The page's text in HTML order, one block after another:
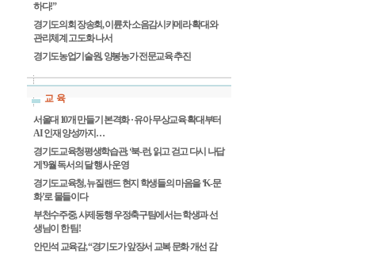
하다!”
경기도의회 장송회, 이륜차 소음감시카메라 확대와
관리체계 고도화 나서
경기도농업기술원, 양봉농가 전문교육 추진
교 육
서울대 10개 만들기 본격화 · 유아 무상교육 확대부터
AI 인재 양성까지…
경기도교육청평생학습관, ‘북-런, 읽고 걷고 다시 나답
게’9월 독서의 달 행사 운영
경기도교육청, 뉴질랜드 현지 학생들의 마음을 ‘K-문
화’로 물들이다
부천수주중, 사제동행 우정축구팀에서는 학생과 선
생님이 한 팀!
안민석 교육감, “경기도가 앞장서 교복 문화 개선 감